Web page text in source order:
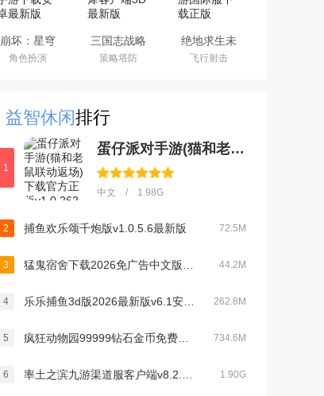
崩坏：星穹
铁道官方手
游下载安卓
角色扮演
三国志战略
版安卓灵犀
客户端3D最
策略塔防
绝地求生未
来之役手游
国际服下载
飞行射击
益智休闲排行
1
蛋仔派对手游(猫和老鼠联动返场)下载官方正版v1.0.262官方版
中文 / 1.98G
2 捕鱼欢乐颂千炮版v1.0.5.6最新版 72.5M
3 44.2M
4 262.8M
5 734.6M
6 1.90G